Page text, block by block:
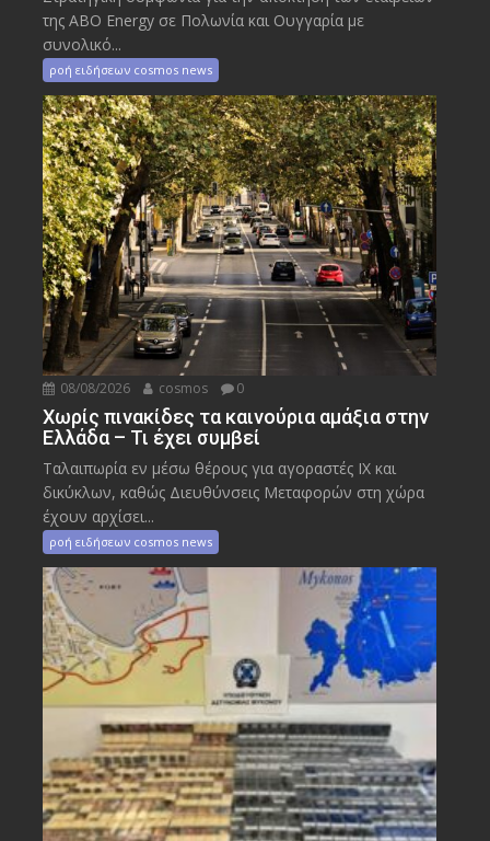
της ABO Energy σε Πολωνία και Ουγγαρία με
συνολικό...
ροή ειδήσεων cosmos news
08/08/2026 cosmos 0
Χωρίς πινακίδες τα καινούρια αμάξια στην
Ελλάδα – Τι έχει συμβεί
Ταλαιπωρία εν μέσω θέρους για αγοραστές ΙΧ και
δικύκλων, καθώς Διευθύνσεις Μεταφορών στη χώρα
έχουν αρχίσει...
ροή ειδήσεων cosmos news